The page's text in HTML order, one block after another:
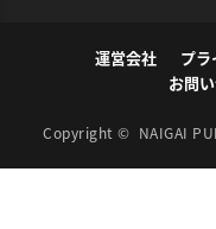
運営会社
プラ
お問
Copyright © NAIGAI